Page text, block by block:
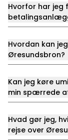
Hvorfor har jeg
Hvordan kan
Øresundsbron?
Kan jeg køre
min spærrede
Hvad gør jeg,
rejse over